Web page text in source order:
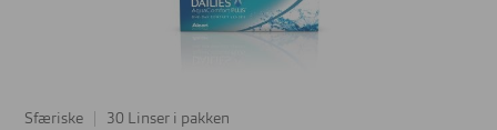
Sfæriske 30 Linser i pakken